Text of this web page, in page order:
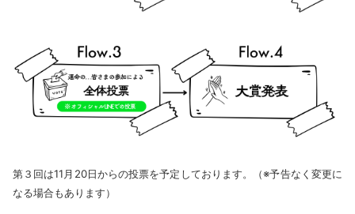
第３回は11月20日からの投票を予定しております。（※予告なく変更に
なる場合もあります）